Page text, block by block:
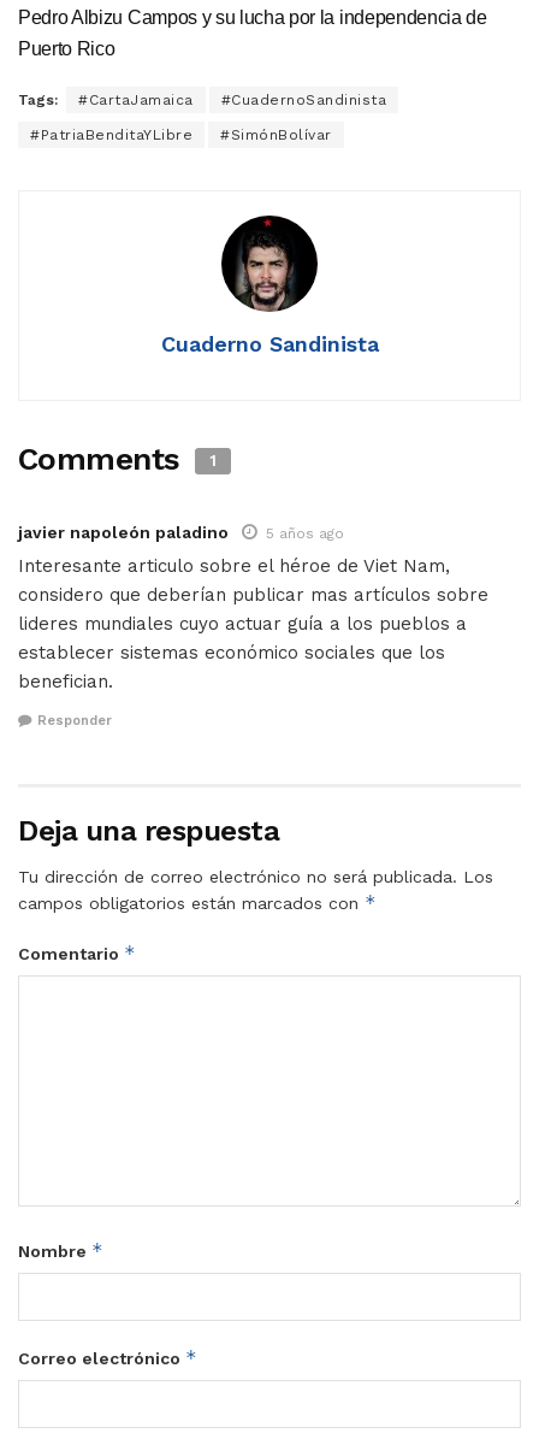
Pedro Albizu Campos y su lucha por la independencia de
Puerto Rico
Tags: #CartaJamaica #CuadernoSandinista
#PatriaBenditaYLibre #SimónBolívar
Cuaderno Sandinista
Comments 1
javier napoleón paladino 5 años ago
Interesante articulo sobre el héroe de Viet Nam,
considero que deberían publicar mas artículos sobre
lideres mundiales cuyo actuar guía a los pueblos a
establecer sistemas económico sociales que los
benefician.
Responder
Deja una respuesta
Tu dirección de correo electrónico no será publicada. Los
campos obligatorios están marcados con *
Comentario *
Nombre *
Correo electrónico *